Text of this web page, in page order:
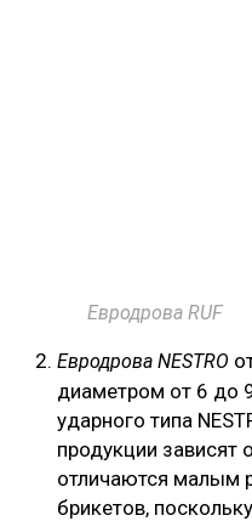
Евродрова RUF
Евродрова NESTRO
диаметром от 6 до
ударного типа
продукции зависят
отличаются малым
брикетов,